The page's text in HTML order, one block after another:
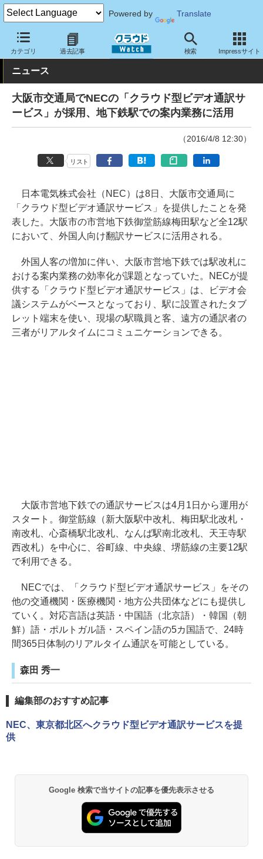
Powered by Translate
カテゴリ 過去記事 検索 Impressサイト
クラウド Watch トピック 導入事例 クラウド
ニュース
大阪市交通局でNECの「クラウド型ビデオ通訳サ
ービス」が採用、地下鉄駅での案内業務に活用
（2016/4/8 12:30）
リスト
日本電気株式会社（NEC）は8日、大阪市交通局に
「クラウド型ビデオ通訳サービス」を提供したことを発
表した。大阪市の市営地下鉄御堂筋線梅田駅など全12駅
において、外国人向け翻訳サービスに活用される。
外国人客の増加に伴い、大阪市営地下鉄では駅改札に
おける案内業務の効率化が課題となっていた。NECが提
供する「クラウド型ビデオ通訳サービス」は、ビデオ会
議システムがベースとなっており、駅に設置されたタブ
レット端末を使い、現場の駅職員と客、遠方の通訳者の
三者がリアルタイムにコミュニケーションできる。
大阪市営地下鉄での通訳サービスは4月1日から運用が
スタート。御堂筋線（新大阪駅中改札、梅田駅北改札・
南改札、心斎橋駅北改札、なんば駅南北改札、天王寺駅
西改札）を中心に、谷町線、中央線、堺筋線の主要12駅
で利用できる。
NECでは、「クラウド型ビデオ通訳サービス」をその
他の交通機関・医療機関・地方公共団体などにも提供し
ていく。対応言語は英語・中国語（北京語）・韓国（朝
鮮）語・ポルトガル語・スペイン語の5カ国語で、24時
間365日体制のリアルタイム通訳を可能としている。
森田 秀一
編集部のおすすめ記事
NEC、東京都北区へクラウド型ビデオ通訳サービスを提
供
Google 検索で当サイトの記事を優先表示させる